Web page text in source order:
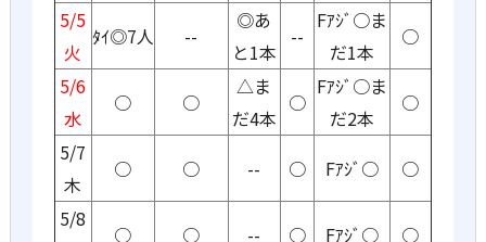
5/5
火
ﾀｲ◎7人 --
◎あ
と1本
--
Fｱｼﾞ○ま
だ1本
○
5/6
水
○ ○
△ま
だ4本
○
Fｱｼﾞ○ま
だ2本
○
5/7
木
○ ○ -- ○ Fｱｼﾞ○
○
5/8
○ ○ -- ○ Fｱｼﾞ○ ○